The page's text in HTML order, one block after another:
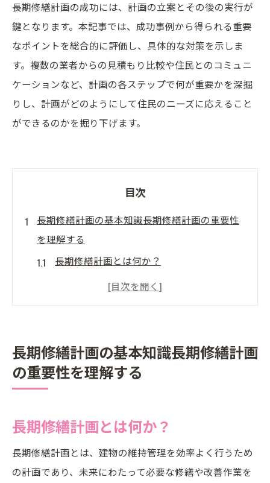
長期修繕計画の成功には、計画の立案とその後の実行が
鍵となります。本記事では、成功事例から得られる重要
なポイントを総合的に評価し、具体的な対策を示しま
す。複数の業者からの見積もり比較や住民とのコミュニ
ケーションなど、計画の各ステップで何が重要かを深掘
りし、計画がどのようにして住民のニーズに応えること
ができるのかを掘り下げます。
目次
長期修繕計画の基本知識長期修繕計画の重要性
を理解する
長期修繕計画とは何か？
計画の必要性とその背景
長期修繕計画の目的と成果
計画策定時のよくある誤解
成功例に学ぶ長期修繕計画の計画立案とその実
成功事例から学ぶ計画立案のポイント
効果的な計画立案のためのステップ
住民参加型の計画立案方法
長期修繕計画の基本知識長期修繕計画
の重要性を理解する
長期修繕計画とは何か？
長期修繕計画とは、建物の維持管理を効率よく行うため
の計画であり、未来にわたって必要な修繕や改善作業を